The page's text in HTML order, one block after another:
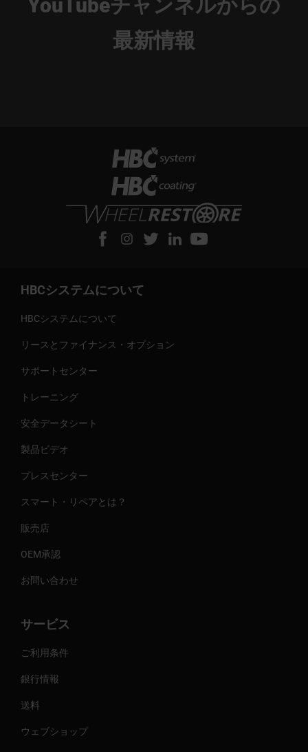
YouTubeチャンネルからの
最新情報
HBCシステムについて
HBCシステムについて
リースとファイナンス・オプション
サポートセンター
トレーニング
安全データシート
製品ビデオ
プレスセンター
スマート・リペアとは？
販売店
OEM承認
お問い合わせ
サービス
ご利用条件
銀行情報
送料
ウェブショップ